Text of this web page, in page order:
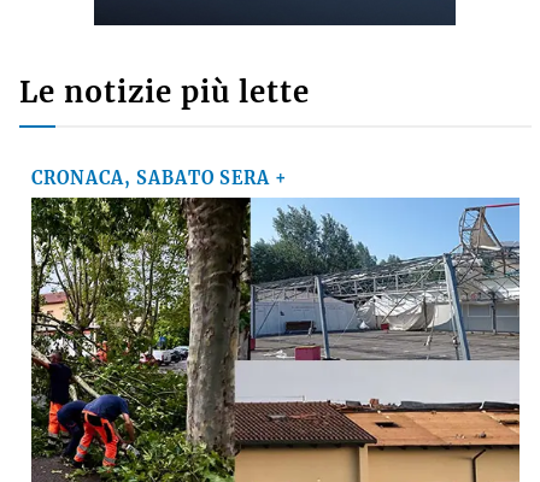
Commenti recenti
Ausl di Imola, robot chirurgico a mille, Poli della
Fondazione Crimola: «Continueremo a
sostenere il progetto»
MARCO M.su
VIDEO - Incendio nell'area della Recter a ridosso
della Stazione ecologica Hera di via Brenta
MARCOsu
Basket, il presidente della Virtus Davide Fiumi
lascia: «Ora potrà ambire a nuovi traguardi, ma
continuerò a essere un tifoso»
SUZANAsu
Crolla il muro di una casa abbandonata, grave
15enne